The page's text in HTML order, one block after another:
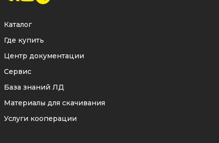
Каталог
Где купить
Центр документации
Сервис
База знаний ЛД
Материалы для скачивания
Услуги кооперации